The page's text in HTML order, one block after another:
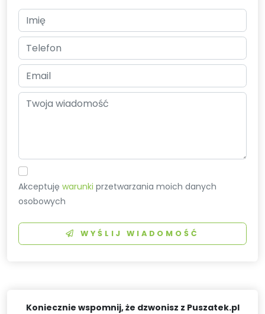
Akceptujęwarunki przetwarzania moich danych
osobowych
WYŚLIJ WIADOMOŚĆ
Koniecznie wspomnij, że dzwonisz z Puszatek.pl